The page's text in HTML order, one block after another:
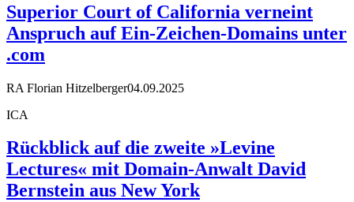
Superior Court of California verneint
Anspruch auf Ein-Zeichen-Domains unter
.com
RA Florian Hitzelberger04.09.2025
ICA
Rückblick auf die zweite »Levine
Lectures« mit Domain-Anwalt David
Bernstein aus New York